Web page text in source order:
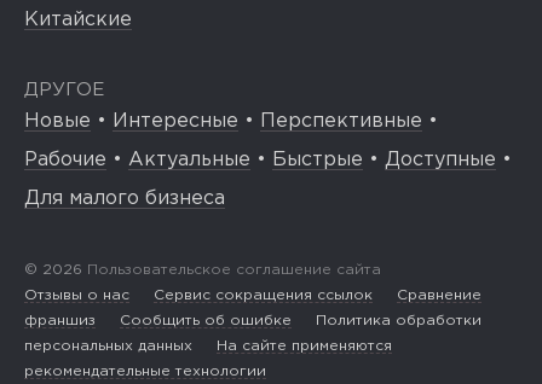
Китайские
ДРУГОЕ
Новые • Интересные • Перспективные •
Рабочие • Актуальные • Быстрые • Доступные •
Для малого бизнеса
© 2026 Пользовательское соглашение сайта
Отзывы о нас
Сервис сокращения ссылок
Сравнение
франшиз
Сообщить об ошибке
Политика обработки
персональных данных
На сайте применяются
рекомендательные технологии